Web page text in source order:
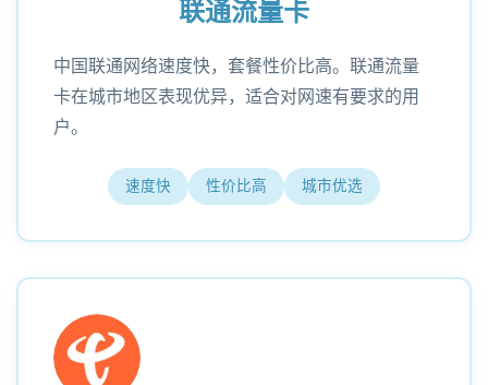
联通流量卡
中国联通网络速度快，套餐性价比高。联通流量
卡在城市地区表现优异，适合对网速有要求的用
户。
速度快 性价比高 城市优选